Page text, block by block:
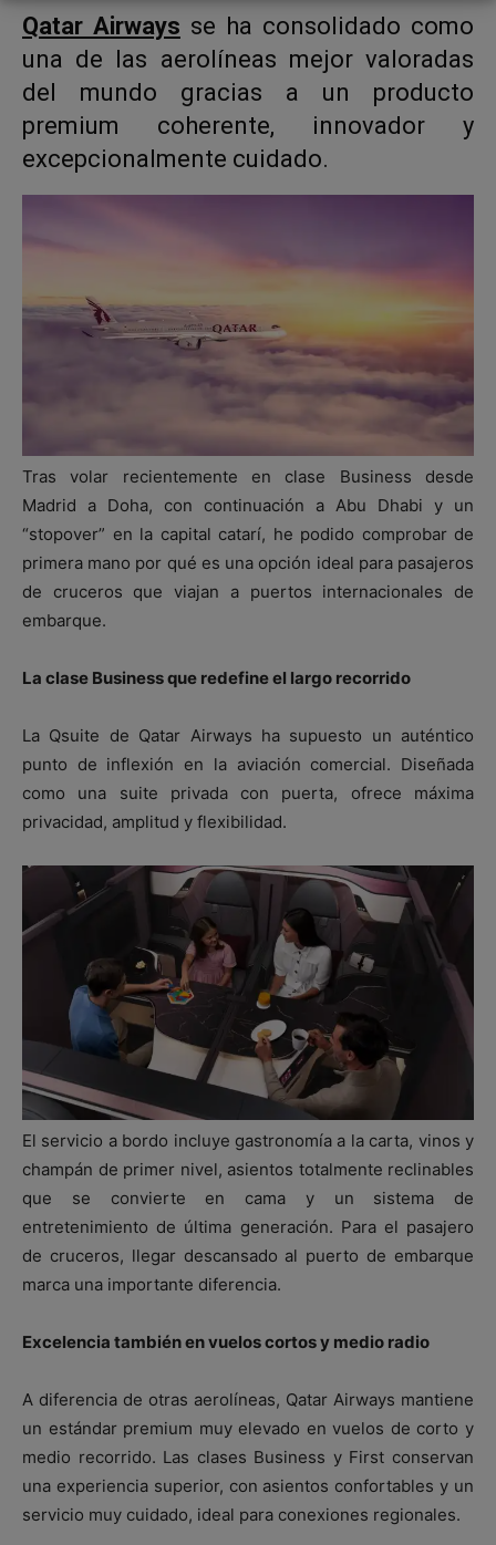
Qatar Airways se ha consolidado como
una de las aerolíneas mejor valoradas
del mundo gracias a un producto
premium coherente, innovador y
excepcionalmente cuidado.
Tras volar recientemente en clase Business desde
Madrid a Doha, con continuación a Abu Dhabi y un
“stopover” en la capital catarí, he podido comprobar de
primera mano por qué es una opción ideal para pasajeros
de cruceros que viajan a puertos internacionales de
embarque.
La clase Business que redefine el largo recorrido
La Qsuite de Qatar Airways ha supuesto un auténtico
punto de inflexión en la aviación comercial. Diseñada
como una suite privada con puerta, ofrece máxima
privacidad, amplitud y flexibilidad.
El servicio a bordo incluye gastronomía a la carta, vinos y
champán de primer nivel, asientos totalmente reclinables
que se convierte en cama y un sistema de
entretenimiento de última generación. Para el pasajero
de cruceros, llegar descansado al puerto de embarque
marca una importante diferencia.
Excelencia también en vuelos cortos y medio radio
A diferencia de otras aerolíneas, Qatar Airways mantiene
un estándar premium muy elevado en vuelos de corto y
medio recorrido. Las clases Business y First conservan
una experiencia superior, con asientos confortables y un
servicio muy cuidado, ideal para conexiones regionales.